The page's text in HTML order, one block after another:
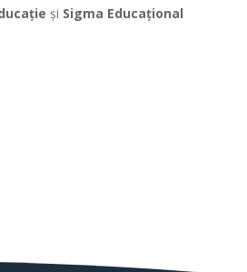
și Sigma Educațional